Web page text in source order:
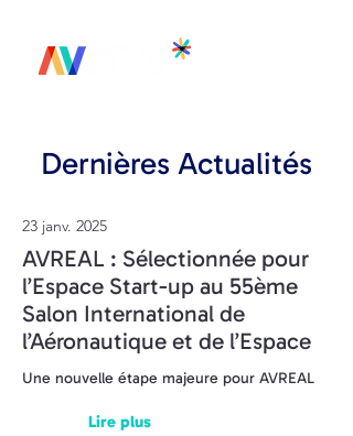
Dernières Actualités
23 janv. 2025
AVREAL : Sélectionnée pour
l’Espace Start-up au 55ème
Salon International de
l’Aéronautique et de l’Espace
Une nouvelle étape majeure pour AVREAL
Lire plus